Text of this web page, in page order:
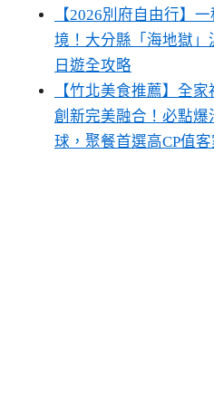
【2026別府自由行】
境！大分縣「海地獄
日遊全攻略
【竹北美食推薦】全
創新完美融合！必點
球，聚餐首選高CP值